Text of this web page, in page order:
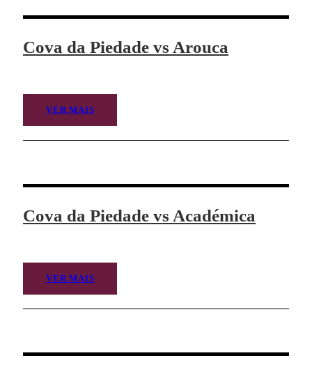
Cova da Piedade vs Arouca
VER MAIS
Cova da Piedade vs Académica
VER MAIS